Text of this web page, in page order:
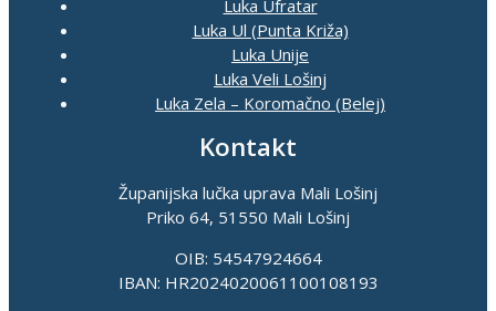
Luka Ufratar
Luka Ul (Punta Križa)
Luka Unije
Luka Veli Lošinj
Luka Zela – Koromačno (Belej)
Kontakt
Županijska lučka uprava Mali Lošinj
Priko 64, 51550 Mali Lošinj
OIB: 54547924664
IBAN: HR2024020061100108193